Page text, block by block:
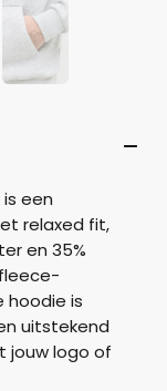
is een
relaxed fit,
en 35%
hoodie is
uitstekend
jouw logo of